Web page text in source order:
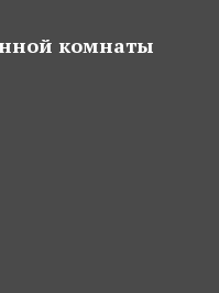
комнаты